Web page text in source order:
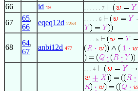
66 id 19 . . . . . . 7
67
65,
66
eqeq12d 2253
. . . . . 6
68
64,
67
anbi12d 477
. . . . 5
. . . 4